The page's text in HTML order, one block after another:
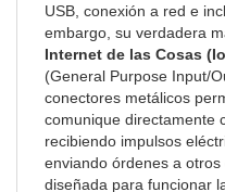
USB, conexión a red e
embargo, su verdadera
Internet de las Cosas
(General Purpose Input/
conectores metálicos
comunique directamente
recibiendo impulsos
enviando órdenes a
diseñada para funcionar